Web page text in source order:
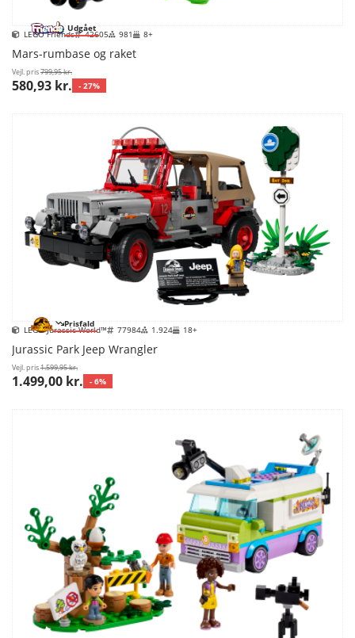
Udgået
LEGO Friends 42605 981 8+
Mars-rumbase og raket
Vejl. pris799,95 kr.
580,93 kr. - 27%
Prisfald
LEGO Jurassic World™ 77984 1.924 18+
Jurassic Park Jeep Wrangler
Vejl. pris1.599,95 kr.
1.499,00 kr. - 6%